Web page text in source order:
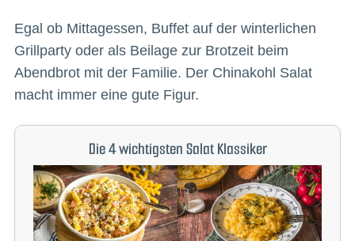
Egal ob Mittagessen, Buffet auf der winterlichen
Grillparty oder als Beilage zur Brotzeit beim
Abendbrot mit der Familie. Der Chinakohl Salat
macht immer eine gute Figur.
Die 4 wichtigsten Salat Klassiker